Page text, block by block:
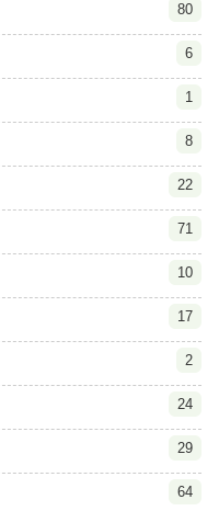
80
6
1
8
22
71
10
17
2
24
29
64